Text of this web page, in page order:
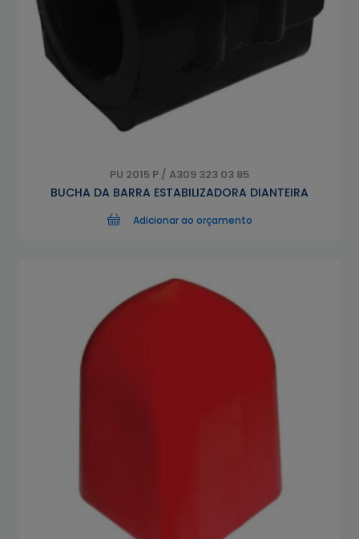
PU 2015 P / A309 323 03 85
BUCHA DA BARRA ESTABILIZADORA DIANTEIRA
Adicionar ao orçamento